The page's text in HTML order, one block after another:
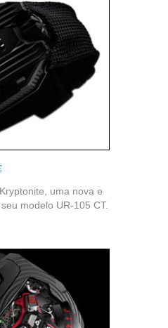
uma nova e
modelo UR-105 CT.